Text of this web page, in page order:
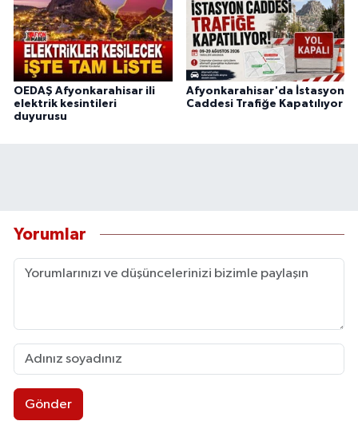
OEDAŞ Afyonkarahisar ili
elektrik kesintileri
duyurusu
Afyonkarahisar'da İstasyon
Caddesi Trafiğe Kapatılıyor
Yorumlar
Gönder